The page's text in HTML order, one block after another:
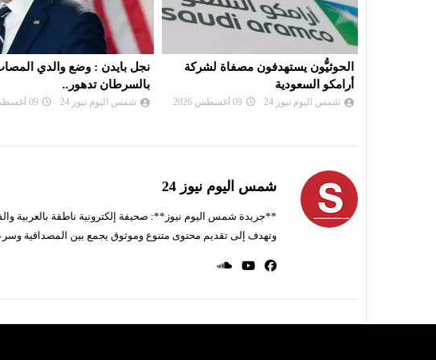
نجل بايدن : وضع والدي المصاب
بالسرطان تدهور..
شمس اليوم نيوز 24 09 أغسطس 2026
الجزائر : التحقيقات تكشف ان
كانت وراء حادثة بومرداس
شمس اليوم نيوز 24 09 أغسطس 2026
شمس اليوم نيوز 24
**جريدة شمس اليوم نيوز**: صحيفة إلكترونية ناطقة بالعربية
وتهدف إلى تقديم محتوى متنوع وموثوق يجمع بين المصداقية